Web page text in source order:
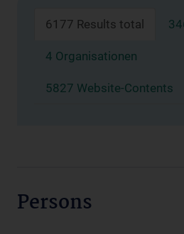
6177 Results total
4 Organisationen
5827 Website-Contents
Persons